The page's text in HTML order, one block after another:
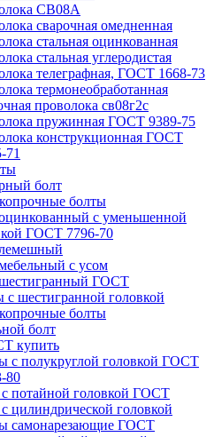
СВ08А
сварочная омедненная
стальная оцинкованная
стальная углеродистая
телеграфная, ГОСТ 1668-73
термонеобработанная
проволока св08г2с
пружинная ГОСТ 9389-75
конструкционная ГОСТ
71
болт
болты
с уменьшенной
ГОСТ 7796-70
с усом
ГОСТ
с шестигранной головкой
болты
болт
купить
с полукруглой головкой ГОСТ
80
потайной головкой ГОСТ
цилиндрической головкой
самонарезающие ГОСТ